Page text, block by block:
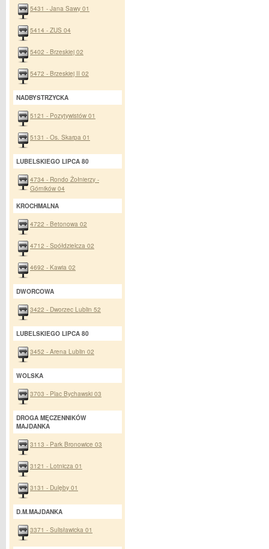
5431 - Jana Sawy 01
5414 - ZUS 04
5402 - Brzeskiej 02
5472 - Brzeskiej II 02
NADBYSTRZYCKA
5121 - Pozytywistów 01
5131 - Os. Skarpa 01
LUBELSKIEGO LIPCA 80
4734 - Rondo Żołnierzy -
Górników 04
KROCHMALNA
4722 - Betonowa 02
4712 - Spółdzielcza 02
4692 - Kawia 02
DWORCOWA
3422 - Dworzec Lublin 52
LUBELSKIEGO LIPCA 80
3452 - Arena Lublin 02
WOLSKA
3703 - Plac Bychawski 03
DROGA MĘCZENNIKÓW
MAJDANKA
3113 - Park Bronowice 03
3121 - Lotnicza 01
3131 - Dulęby 01
D.M.MAJDANKA
3371 - Sulisławicka 01